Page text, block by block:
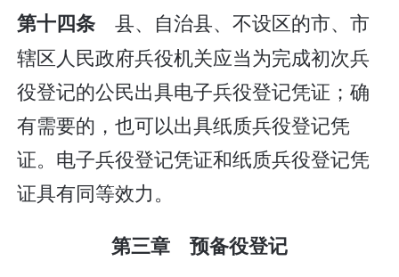
第十四条县、自治县、不设区的市、市
辖区人民政府兵役机关应当为完成初次兵
役登记的公民出具电子兵役登记凭证；确
有需要的，也可以出具纸质兵役登记凭
证。电子兵役登记凭证和纸质兵役登记凭
证具有同等效力。
第三章 预备役登记